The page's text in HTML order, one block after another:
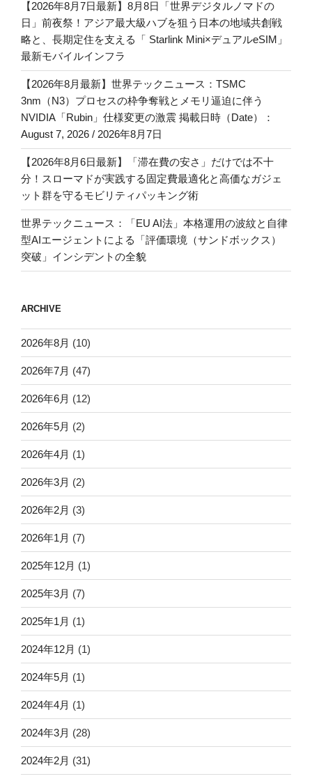
【2026年8月7日最新】8月8日「世界デジタルノマドの
日」前夜祭！アジア最大級ハブを狙う日本の地域共創戦
略と、長期定住を支える「 Starlink Mini×デュアルeSIM」
最新モバイルインフラ
【2026年8月最新】世界テックニュース：TSMC
3nm（N3）プロセスの枠争奪戦とメモリ逼迫に伴う
NVIDIA「Rubin」仕様変更の激震 掲載日時（Date）：
August 7, 2026 / 2026年8月7日
【2026年8月6日最新】「滞在費の安さ」だけでは不十
分！スローマドが実践する固定費最適化と高価なガジェ
ット群を守るモビリティパッキング術
世界テックニュース：「EU AI法」本格運用の波紋と自律
型AIエージェントによる「評価環境（サンドボックス）
突破」インシデントの全貌
ARCHIVE
2026年8月 (10)
2026年7月 (47)
2026年6月 (12)
2026年5月 (2)
2026年4月 (1)
2026年3月 (2)
2026年2月 (3)
2026年1月 (7)
2025年12月 (1)
2025年3月 (7)
2025年1月 (1)
2024年12月 (1)
2024年5月 (1)
2024年4月 (1)
2024年3月 (28)
2024年2月 (31)